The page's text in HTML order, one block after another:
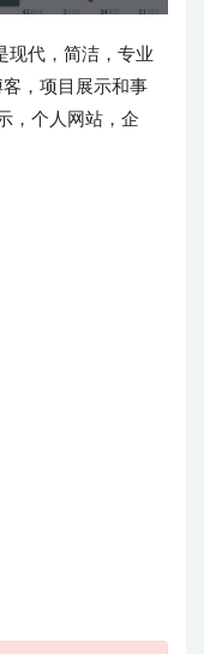
现代，简洁，专业
，项目展示和事
，个人网站，企